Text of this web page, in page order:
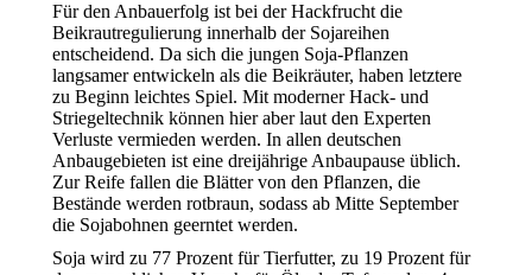
Für den Anbauerfolg ist bei der Hackfrucht die
Beikrautregulierung innerhalb der Sojareihen
entscheidend. Da sich die jungen Soja-Pflanzen
langsamer entwickeln als die Beikräuter, haben letztere
zu Beginn leichtes Spiel. Mit moderner Hack- und
Striegeltechnik können hier aber laut den Experten
Verluste vermieden werden. In allen deutschen
Anbaugebieten ist eine dreijährige Anbaupause üblich.
Zur Reife fallen die Blätter von den Pflanzen, die
Bestände werden rotbraun, sodass ab Mitte September
die Sojabohnen geerntet werden.
Soja wird zu 77 Prozent für Tierfutter, zu 19 Prozent für